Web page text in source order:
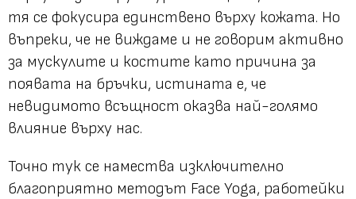
тя се фокусира единствено върху кожата. Но
въпреки, че не виждаме и не говорим активно
за мускулите и костите като причина за
появата на бръчки, истината е, че
невидимото всъщност оказва най-голямо
влияние върху нас.
Точно тук се намества изключително
благоприятно методът Face Yoga, работейки